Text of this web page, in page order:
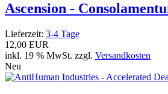
Ascension -
Lieferzeit: 3-4 Tage
12,00 EUR
inkl. 19 % MwSt. zzgl. Versandkosten
Neu